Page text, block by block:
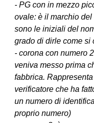
- PG con in mezzo
ovale: è il marchio
sono le iniziali del
grado di dirle come si
- corona con numero
veniva messo prima
fabbrica.
verificatore che ha
un numero di
proprio numero)